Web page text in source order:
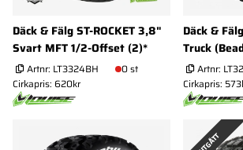
Däck & Fälg ST-ROCKET 3,8"
Svart MFT 1/2-Offset (2)*
Artnr: LT3324BH
0 st
Cirkapris: 620kr
Däck &
Truck
Artnr:
Cirkapris:
UTGÅTT